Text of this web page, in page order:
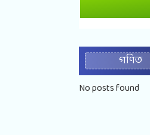
গণিত
No posts found